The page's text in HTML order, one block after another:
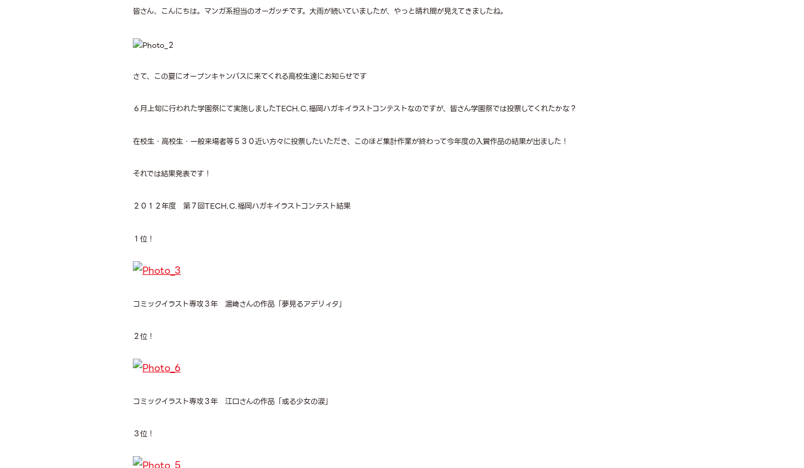
皆さん、こんにちは。マンガ系担当のオーガッチです。大雨が続いていましたが、やっと晴れ間が見えてきましたね。
さて、この夏にオープンキャンパスに来てくれる高校生達にお知らせです
６月上旬に行われた学園祭にて実施しましたTECH.C.福岡ハガキイラストコンテストなのですが、皆さん学園祭では投票してくれたかな？
在校生・高校生・一般来場者等５３０近い方々に投票したいただき、このほど集計作業が終わって今年度の入賞作品の結果が出ました！
それでは結果発表です！
２０１２年度 第７回TECH.C.福岡ハガキイラストコンテスト結果
１位！
コミックイラスト専攻３年 濵﨑さんの作品「夢見るアデリィタ」
２位！
コミックイラスト専攻３年 江口さんの作品「或る少女の涙」
３位！